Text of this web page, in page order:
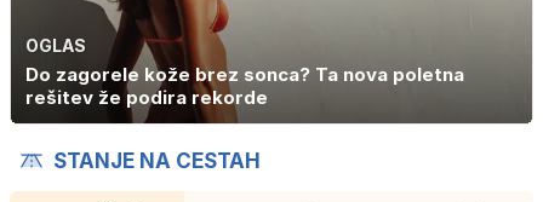
OGLAS
Do zagorele kože brez sonca? Ta nova poletna
rešitev že podira rekorde
STANJE NA CESTAH